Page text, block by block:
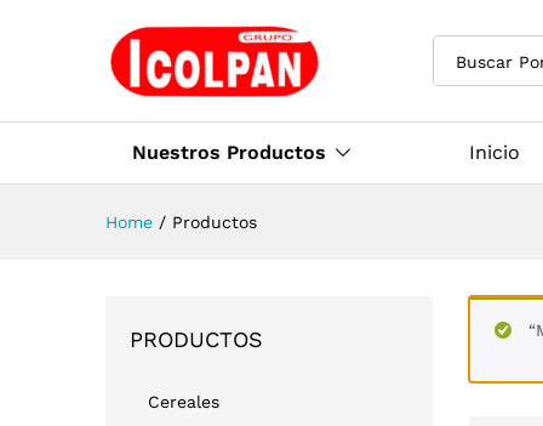
Buscar
Nuestros Productos Inicio
Home / Productos
PRODUCTOS
Cereales